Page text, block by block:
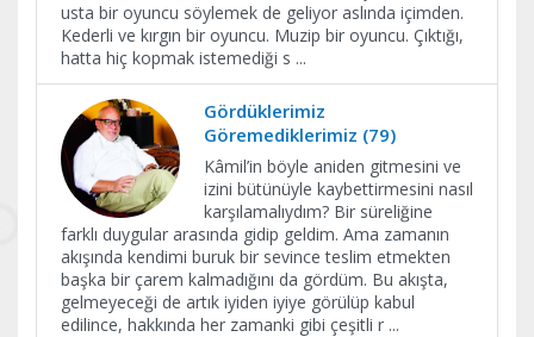
usta bir oyuncu söylemek de geliyor aslında içimden.
Kederli ve kırgın bir oyuncu. Muzip bir oyuncu. Çıktığı,
hatta hiç kopmak istemediği s ...
Gördüklerimiz
Göremediklerimiz (79)
Kâmil’in böyle aniden gitmesini ve
izini bütünüyle kaybettirmesini nasıl
karşılamalıydım? Bir süreliğine
farklı duygular arasında gidip geldim. Ama zamanın
akışında kendimi buruk bir sevince teslim etmekten
başka bir çarem kalmadığını da gördüm. Bu akışta,
gelmeyeceği de artık iyiden iyiye görülüp kabul
edilince, hakkında her zamanki gibi çeşitli r ...